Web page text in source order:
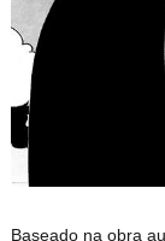
Baseado na obra